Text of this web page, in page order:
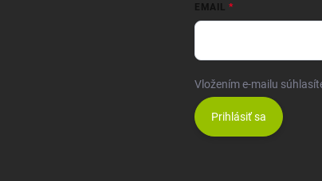
EMAIL
Vložením e-mailu
Prihlásiť sa